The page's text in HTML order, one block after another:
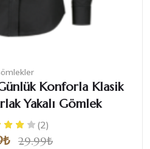
Konforla Klasik
Yakalı Gömlek
(2)
29.99₺